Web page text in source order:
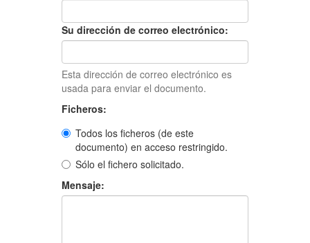
Su dirección de correo electrónico:
Esta dirección de correo electrónico es
usada para enviar el documento.
Ficheros:
Todos los ficheros (de este
documento) en acceso restringido.
Sólo el fichero solicitado.
Mensaje: